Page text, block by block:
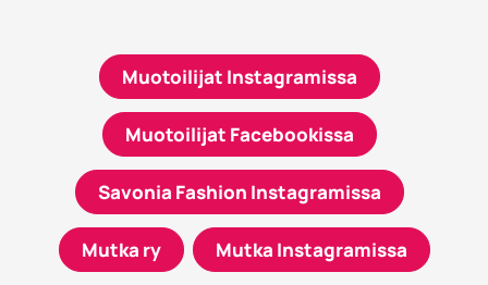
Muotoilijat Instagramissa
Muotoilijat Facebookissa
Savonia Fashion Instagramissa
Mutka ry Mutka Instagramissa